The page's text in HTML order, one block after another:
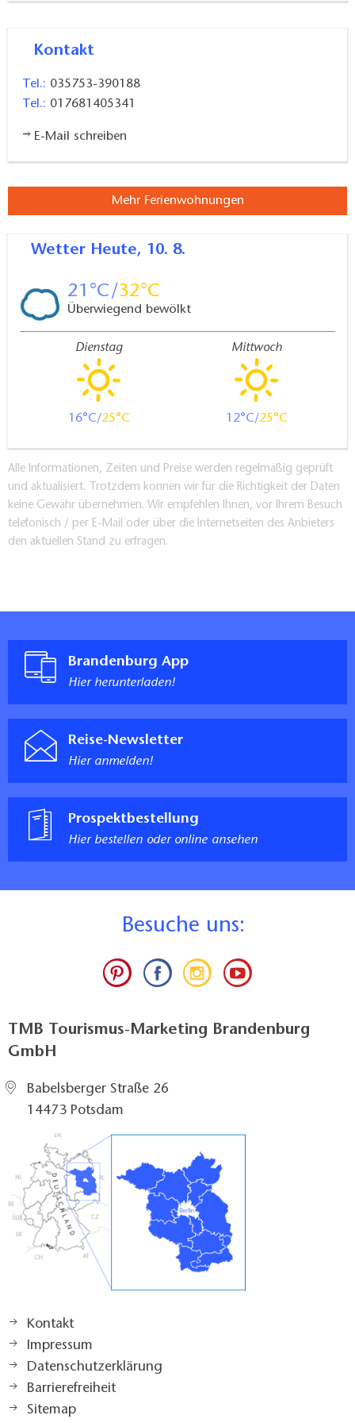
Möglichkeiten vorhanden.
Bett & Bike Naturzimmer
Kaminofen, Wandmalereien und
freistehender Badewanne.
Kontakt
Tel.: 035753-390188
Tel.: 017681405341
E-Mail schreiben
Mehr Ferienwohnungen
Wetter Heute, 10. 8.
21 32
Überwiegend bewölkt
Dienstag
16 25
Mittwoch
12 25
Alle Informationen, Zeiten und Preise werden regelmäßig geprüft
und aktualisiert. Trotzdem können wir für die Richtigkeit der Daten
keine Gewähr übernehmen. Wir empfehlen Ihnen, vor Ihrem Besuch
telefonisch / per E-Mail oder über die Internetseiten des Anbieters
den aktuellen Stand zu erfragen.
Brandenburg App
Hier herunterladen!
Reise-Newsletter
Hier anmelden!
Prospektbestellung
Hier bestellen oder online ansehen
Besuche uns:
TMB Tourismus-Marketing Brandenburg
GmbH
Babelsberger Straße 26
14473 Potsdam
Kontakt
Impressum
Datenschutzerklärung
Barrierefreiheit
Sitemap